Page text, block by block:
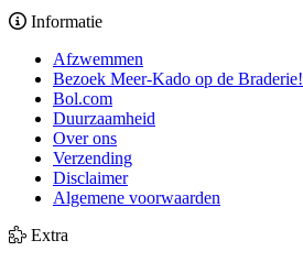
Informatie
Afzwemmen
Bezoek Meer-Kado op de Braderie!
Bol.com
Duurzaamheid
Over ons
Verzending
Disclaimer
Algemene voorwaarden
Extra